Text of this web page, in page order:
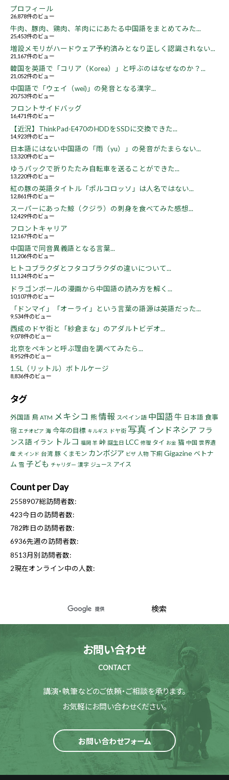
プロフィール
26,878件のビュー
牛肉、豚肉、鶏肉、羊肉ににあたる中国語をまとめてみた...
25,453件のビュー
増設メモリがハードウェア予約済みとなり正しく認識されない...
21,167件のビュー
韓国を英語で「コリア（Korea）」と呼ぶのはなぜなのか？...
21,052件のビュー
中国語で「ウェイ（wei)」の発音となる漢字...
20,753件のビュー
フロントサイドバッグ
16,471件のビュー
【近況】ThinkPad-E470のHDDをSSDに交換できた...
14,923件のビュー
日本語にはない中国語の「雨（yu）」の発音がたまらない...
13,320件のビュー
ゆうパックで折りたたみ自転車を送ることができた...
13,220件のビュー
紅の豚の英語タイトル「ポルコロッソ」は人名ではない...
12,861件のビュー
スーパーにあった鯨（クジラ）の刺身を食べてみた感想...
12,429件のビュー
フロントキャリア
12,167件のビュー
中国語で同音異義語となる言葉...
11,206件のビュー
ヒトコブラクダとフタコブラクダの違いについて...
11,124件のビュー
ドラゴンボールの漫画から中国語の読み方を解く...
10,107件のビュー
「ドンマイ」「オーライ」という言葉の語源は英語だった...
9,534件のビュー
西成のドヤ街と「紗倉まな」のアダルトビデオ...
9,078件のビュー
北京をペキンと呼ぶ理由を調べてみたら...
8,952件のビュー
1.5L（リットル）ボトルケージ
8,836件のビュー
タグ
外国語 鳥 ATM メキシコ 熊情報 スペイン語 中国語牛 日本語 食事
宿 エチオピア 海 今年の目標 キルギス ドヤ街 写真 インドネシア フラ
ンス語 イラン トルコ 福岡 羊 峠 誕生日 LCC 修理 タイ お金 猫 中国 世界遺
産 犬 インド 台湾 豚 くまモン カンボジア ビザ 人物 下痢 Gigazine ベトナ
ム 雪 子ども チャリダー 漢字 ジュース アイス
Count per Day
2558907総訪問者数:
423今日の訪問者数:
782昨日の訪問者数:
6936先週の訪問者数:
8513月別訪問者数:
2現在オンライン中の人数:
お問い合わせ
CONTACT
講演・執筆などのご依頼・ご相談を承ります。
お気軽にお問い合わせください。
お問い合わせフォーム